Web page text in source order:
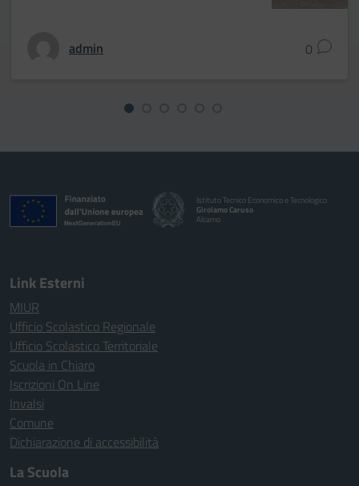
admin 0
Istituto Tecnico Economico e Tecnologico
Girolamo Caruso
Alcamo
Link Esterni
MIUR
Ufficio Scolastico Regionale
Ufficio Scolastico Territoriale
Scuola in Chiaro
Iscrizioni On Line
Invalsi
Comune
Dichiarazione di accessibilità
La Scuola